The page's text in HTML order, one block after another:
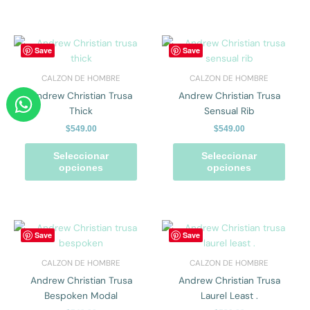
W
h
s
p
página
Save
CALZON DE HOMBRE
Andrew Christian Trusa
Thick
$549.00
Seleccionar
opciones
Este
producto
se
elegir
página
Save
CALZON DE HOMBRE
Andrew Christian Trusa
Sensual Rib
$549.00
Seleccionar
opciones
Este
se
elegir
Save
CALZON DE HOMBRE
Andrew Christian Trusa
Bespoken Modal
Este
producto
Save
CALZON DE HOMBRE
Andrew Christian Trusa
Laurel Least .
Este